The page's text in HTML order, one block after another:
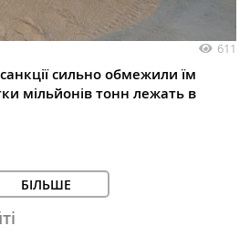
611
сильно обмежили їм
мільйонів‎ тонн лежать в
БІЛЬШЕ